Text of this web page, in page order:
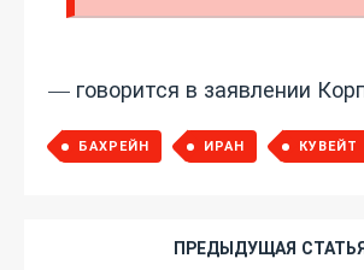
— говорится в заявлении
БАХРЕЙН ИРАН КУВЕЙТ
ПРЕДЫДУЩАЯ